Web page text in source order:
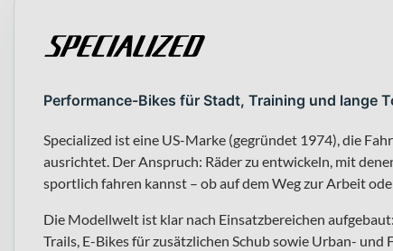
Performance-Bikes für Stadt, Training und lange
Specialized ist eine US-Marke (gegründet 1974), die
ausrichtet. Der Anspruch: Räder zu entwickeln, mit
sportlich fahren kannst – ob auf dem Weg zur Arbeit
Die Modellwelt ist klar nach Einsatzbereichen
Trails, E-Bikes für zusätzlichen Schub sowie Urban-